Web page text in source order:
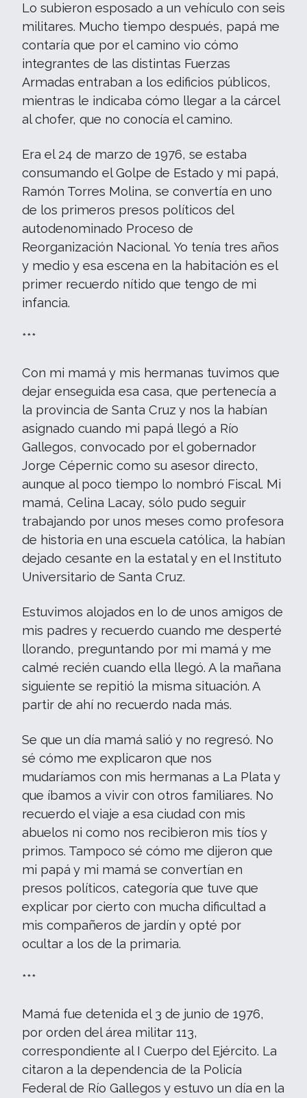
Lo subieron esposado a un vehículo con seis
militares. Mucho tiempo después, papá me
contaría que por el camino vio cómo
integrantes de las distintas Fuerzas
Armadas entraban a los edificios públicos,
mientras le indicaba cómo llegar a la cárcel
al chofer, que no conocía el camino.
Era el 24 de marzo de 1976, se estaba
consumando el Golpe de Estado y mi papá,
Ramón Torres Molina, se convertía en uno
de los primeros presos políticos del
autodenominado Proceso de
Reorganización Nacional. Yo tenía tres años
y medio y esa escena en la habitación es el
primer recuerdo nítido que tengo de mi
infancia.
***
Con mi mamá y mis hermanas tuvimos que
dejar enseguida esa casa, que pertenecía a
la provincia de Santa Cruz y nos la habían
asignado cuando mi papá llegó a Río
Gallegos, convocado por el gobernador
Jorge Cépernic como su asesor directo,
aunque al poco tiempo lo nombró Fiscal. Mi
mamá, Celina Lacay, sólo pudo seguir
trabajando por unos meses como profesora
de historia en una escuela católica, la habían
dejado cesante en la estatal y en el Instituto
Universitario de Santa Cruz.
Estuvimos alojados en lo de unos amigos de
mis padres y recuerdo cuando me desperté
llorando, preguntando por mi mamá y me
calmé recién cuando ella llegó. A la mañana
siguiente se repitió la misma situación. A
partir de ahí no recuerdo nada más.
Se que un día mamá salió y no regresó. No
sé cómo me explicaron que nos
mudaríamos con mis hermanas a La Plata y
que íbamos a vivir con otros familiares. No
recuerdo el viaje a esa ciudad con mis
abuelos ni como nos recibieron mis tíos y
primos. Tampoco sé cómo me dijeron que
mi papá y mi mamá se convertían en
presos políticos, categoría que tuve que
explicar por cierto con mucha dificultad a
mis compañeros de jardín y opté por
ocultar a los de la primaria.
***
Mamá fue detenida el 3 de junio de 1976,
por orden del área militar 113,
correspondiente al I Cuerpo del Ejército. La
citaron a la dependencia de la Policía
Federal de Río Gallegos y estuvo un día en la